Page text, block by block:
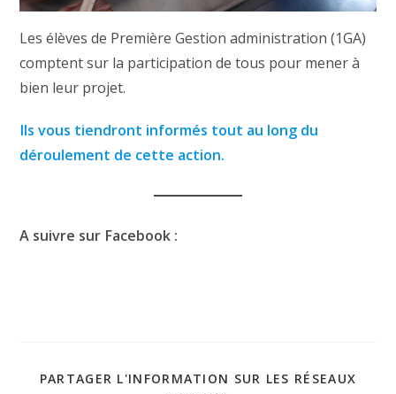
Les élèves de Première Gestion administration (1GA)
comptent sur la participation de tous pour mener à
bien leur projet.
Ils vous tiendront informés tout au long du
déroulement de cette action.
A suivre sur Facebook :
PARTAGER L'INFORMATION SUR LES RÉSEAUX